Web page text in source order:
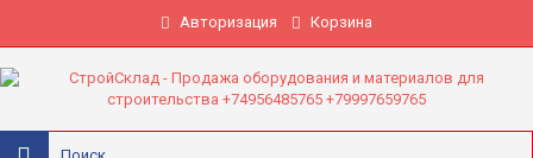
Авторизация Корзина